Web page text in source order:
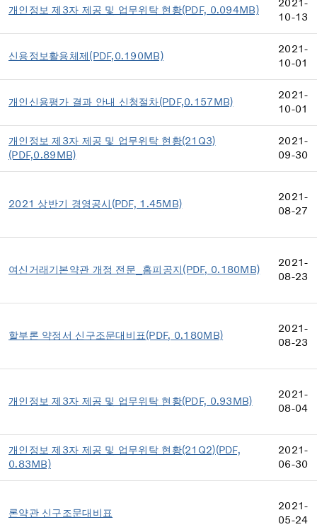
개인정보 제3자 제공 및 업무위탁 현황(PDF, 0.094MB)
2021-
10-13
신용정보활용체제(PDF,0.190MB)
2021-
10-01
개인신용평가 결과 안내 신청절차(PDF,0.157MB)
2021-
10-01
개인정보 제3자 제공 및 업무위탁 현황(21Q3)
(PDF,0.89MB)
2021-
09-30
2021 상반기 경영공시(PDF, 1.45MB)
2021-
08-27
여신거래기본약관 개정 전문_홈피공지(PDF, 0.180MB)
2021-
08-23
할부론 약정서 신구조문대비표(PDF, 0.180MB)
2021-
08-23
개인정보 제3자 제공 및 업무위탁 현황(PDF, 0.93MB)
2021-
08-04
개인정보 제3자 제공 및 업무위탁 현황(21Q2)(PDF,
0.83MB)
2021-
06-30
론약관 신구조문대비표
2021-
05-24